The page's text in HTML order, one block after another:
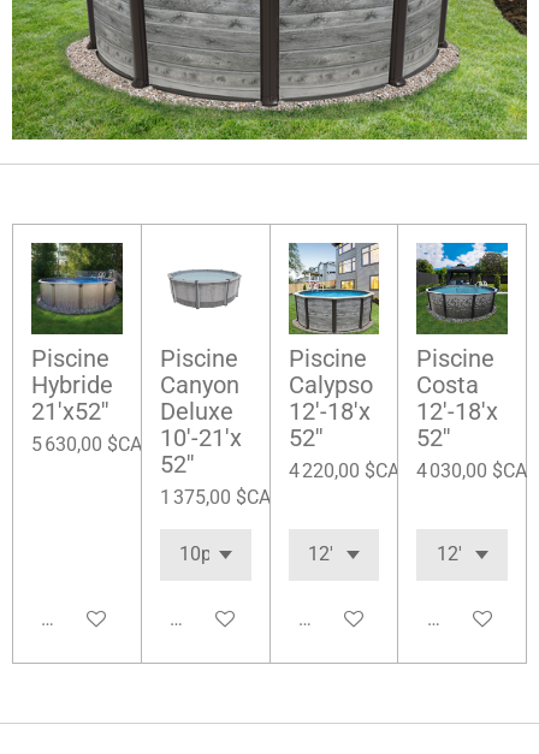
Piscine
Hybride
21'x52''
5 630,00 $CA
Ajouter au panier
Piscine
Canyon
Deluxe
10'-21'x
52''
1 375,00 $CA
Ajouter au panier
Piscine
Calypso
12'-18'x
52''
4 220,00 $CA
Ajouter au panier
Piscine
Costa
12'-18'x
52''
4 030,00 $CA
Ajouter au